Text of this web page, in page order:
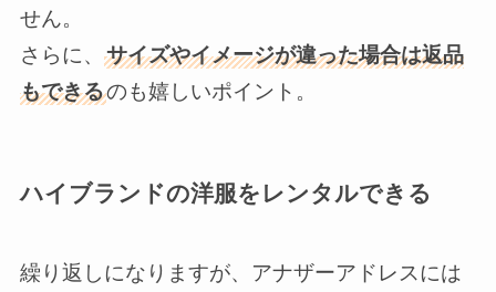
せん。
さらに、 サイズやイメージが違った場合は返品
もできるのも嬉しいポイント。
ハイブランドの洋服をレンタルできる
繰り返しになりますが、アナザーアドレスには